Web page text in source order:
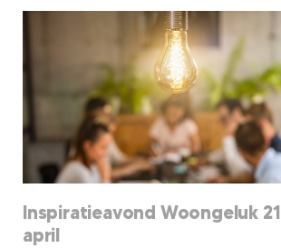
voelen.
Inspiratieavond Woongeluk 21
april